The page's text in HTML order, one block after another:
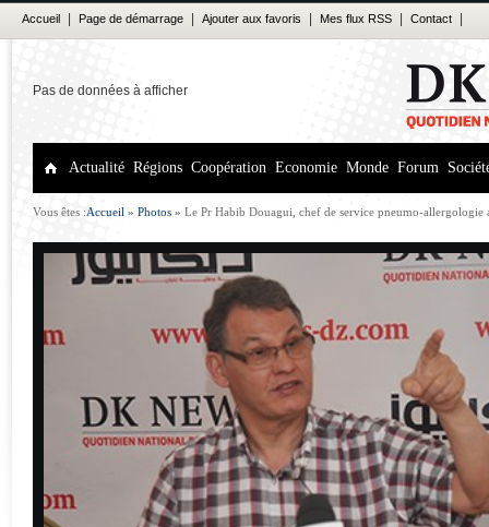
Accueil Page de démarrage Ajouter aux favoris Mes flux RSS Contact
Pas de données à afficher
Actualité Régions Coopération Economie Monde Forum
Vous êtes :Accueil » Photos » Le Pr Habib Douagui, chef de service pneumo-allergologie